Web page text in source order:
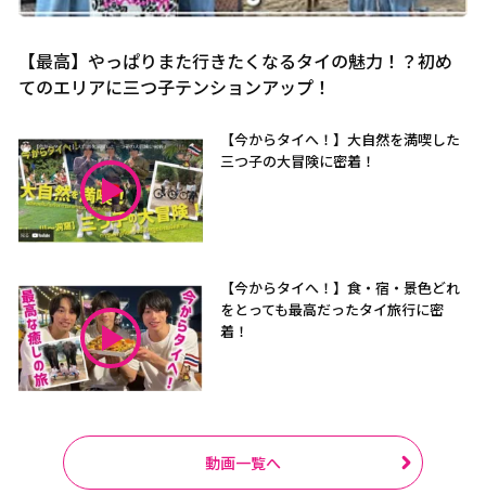
【最高】やっぱりまた行きたくなるタイの魅力！？初め
てのエリアに三つ子テンションアップ！
【今からタイへ！】大自然を満喫した
三つ子の大冒険に密着！
【今からタイへ！】食・宿・景色どれ
をとっても最高だったタイ旅行に密
着！
動画一覧へ